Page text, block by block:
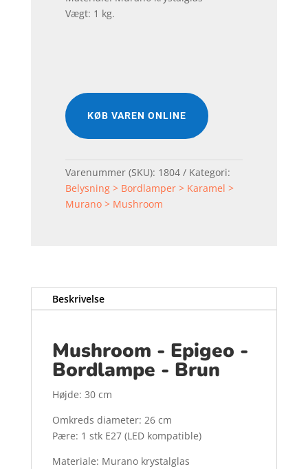
Vægt: 1 kg.
KØB VAREN ONLINE
Varenummer (SKU): 1804
Kategori:
Belysning > Bordlamper > Karamel >
Murano > Mushroom
Beskrivelse
Mushroom - Epigeo -
Bordlampe - Brun
Højde: 30 cm
Omkreds diameter: 26 cm
Pære: 1 stk E27 (LED kompatible)
Materiale: Murano krystalglas